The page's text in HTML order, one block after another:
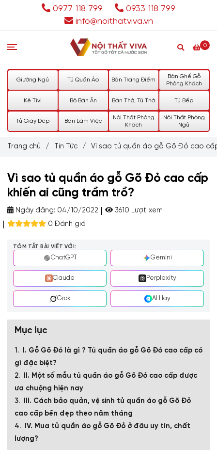
0977 118 799
0933 118 799
info@noithatviva.vn
0
Giường Ngủ Tủ Quần Áo Bàn Trang Điểm
Bàn Ghế Gỗ
Phòng Khách
Kệ Tivi Bộ Bàn Ăn Bàn Thờ, Tủ Thờ Tủ Bếp
Tủ Giày Dép Bàn Làm Việc
Nội Thất Phòng
Khách
Nội Thất Phòng
Ngủ
Trang chủ / Tin Tức / Vì sao tủ quần áo gỗ Gõ Đỏ cao
Vì sao tủ quần áo gỗ Gõ Đỏ cao cấp
khiến ai cũng trầm trồ?
Ngày đăng: 04/10/2022
3610 Lượt xem
0 Đánh giá
TÓM TẮT BÀI VIẾT VỚI:
ChatGPT Gemini
Claude Perplexity
Grok AI Hay
Mục lục
I. Gỗ Gõ Đỏ là gì ? Tủ quần áo gỗ Gõ Đỏ cao cấp có
gì đặc biệt?
II. Một số mẫu tủ quần áo gỗ Gõ Đỏ cao cấp được
ưa chuộng hiện nay
III. Cách bảo quản, vệ sinh tủ quần áo gỗ Gõ Đỏ
cao cấp bền đẹp theo năm tháng
IV. Mua tủ quần áo gỗ Gõ Đỏ ở đâu uy tín, chất
lượng?